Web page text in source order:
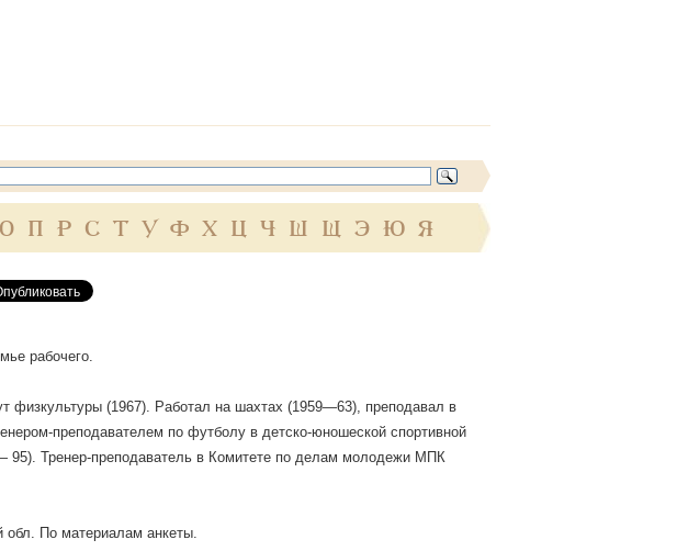
О П Р С Т У Ф Х Ц Ч Ш Щ Э Ю Я
рабочего.
физкультуры (1967). Работал на шахтах (1959—63), преподавал в
преподавателем по футболу в детско-юношеской спортивной
95). Тренер-преподаватель в Комитете по делам молодежи МПК
обл. По материалам анкеты.